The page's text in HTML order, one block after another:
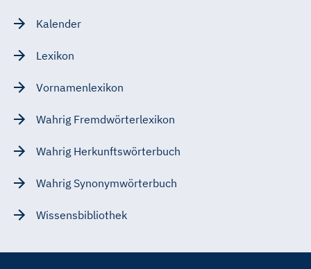
Kalender
Lexikon
Vornamenlexikon
Wahrig Fremdwörterlexikon
Wahrig Herkunftswörterbuch
Wahrig Synonymwörterbuch
Wissensbibliothek